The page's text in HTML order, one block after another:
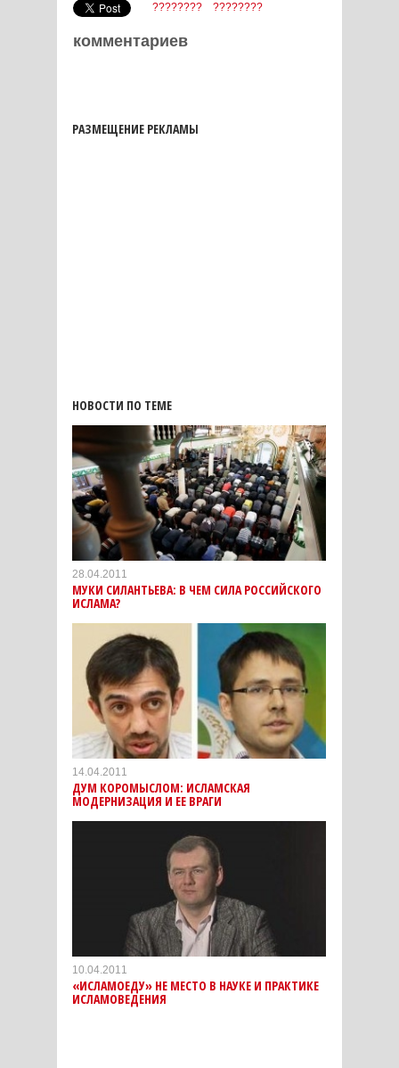
???????? ????????
комментариев
РАЗМЕЩЕНИЕ РЕКЛАМЫ
НОВОСТИ ПО ТЕМЕ
28.04.2011
МУКИ СИЛАНТЬЕВА: В ЧЕМ СИЛА РОССИЙСКОГО
ИСЛАМА?
14.04.2011
ДУМ КОРОМЫСЛОМ: ИСЛАМСКАЯ
МОДЕРНИЗАЦИЯ И ЕЕ ВРАГИ
10.04.2011
«ИСЛАМОЕДУ» НЕ МЕСТО В НАУКЕ И ПРАКТИКЕ
ИСЛАМОВЕДЕНИЯ